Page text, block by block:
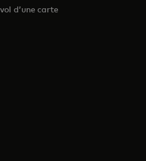
d’une carte
onglet
dans un nouvel onglet